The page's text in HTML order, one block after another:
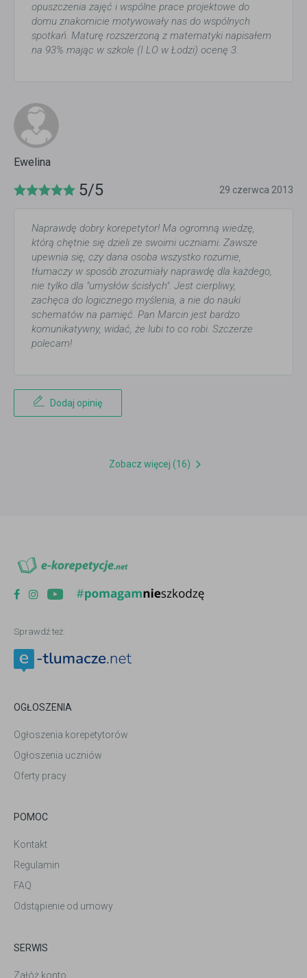
opuszczenia zajęć i wspólne prace projektowe do
domu znakomicie motywowały nas do wspólnych
spotkań. Maturę rozszerzoną z matematyki napisałem
na 93% mając w szkole (I LO w Łodzi) ocenę 3.
Ewelina
5/5 29 czerwca 2013
Naprawdę dobry korepetytor! Ma ogromną wiedzę,
którą chętnie się dzieli ze swoimi uczniami. Zawsze
upewnia się, czy dana osoba wszystko rozumie,
tłumaczy w sposób zrozumiały naprawdę dla każdego,
nie tylko dla "umysłów ścisłych". Jest cierpliwy,
zachęca do logicznego myślenia, a nie do nauki
schematów na pamięć. Pan Marcin jest bardzo
komunikatywny, widać, że lubi to co robi. Szczerze
polecam!
Dodaj opinię
Zobacz więcej (16)
Sprawdź też:
OGŁOSZENIA
Ogłoszenia korepetytorów
Ogłoszenia uczniów
Oferty pracy
POMOC
Kontakt
Regulamin
FAQ
Odstąpienie od umowy
SERWIS
Załóż konto